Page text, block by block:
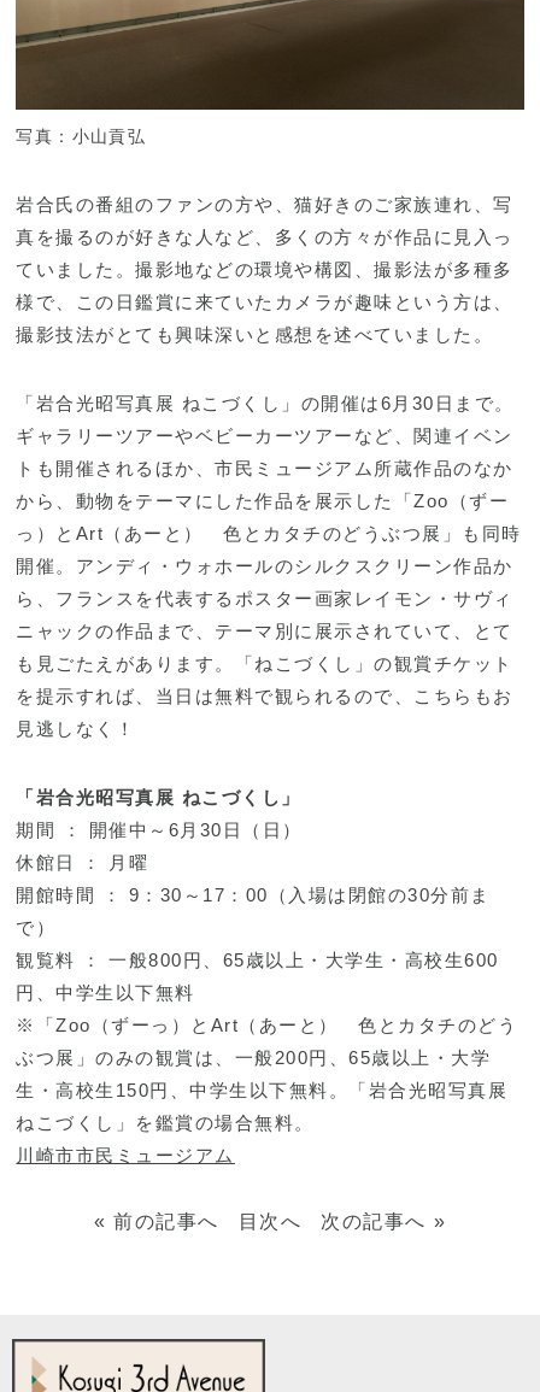
写真：小山貢弘
岩合氏の番組のファンの方や、猫好きのご家族連れ、写
真を撮るのが好きな人など、多くの方々が作品に見入っ
ていました。撮影地などの環境や構図、撮影法が多種多
様で、この日鑑賞に来ていたカメラが趣味という方は、
撮影技法がとても興味深いと感想を述べていました。
「岩合光昭写真展 ねこづくし」の開催は6月30日まで。
ギャラリーツアーやベビーカーツアーなど、関連イベン
トも開催されるほか、市民ミュージアム所蔵作品のなか
から、動物をテーマにした作品を展示した「Zoo（ずー
っ）とArt（あーと） 色とカタチのどうぶつ展」も同時
開催。アンディ・ウォホールのシルクスクリーン作品か
ら、フランスを代表するポスター画家レイモン・サヴィ
ニャックの作品まで、テーマ別に展示されていて、とて
も見ごたえがあります。「ねこづくし」の観賞チケット
を提示すれば、当日は無料で観られるので、こちらもお
見逃しなく！
「岩合光昭写真展 ねこづくし」
期間 ： 開催中～6月30日（日）
休館日 ： 月曜
開館時間 ： 9：30～17：00（入場は閉館の30分前ま
で）
観覧料 ： 一般800円、65歳以上・大学生・高校生600
円、中学生以下無料
※「Zoo（ずーっ）とArt（あーと） 色とカタチのどう
ぶつ展」のみの観賞は、一般200円、65歳以上・大学
生・高校生150円、中学生以下無料。「岩合光昭写真展
ねこづくし」を鑑賞の場合無料。
川崎市市民ミュージアム
« 前の記事へ 目次へ 次の記事へ »